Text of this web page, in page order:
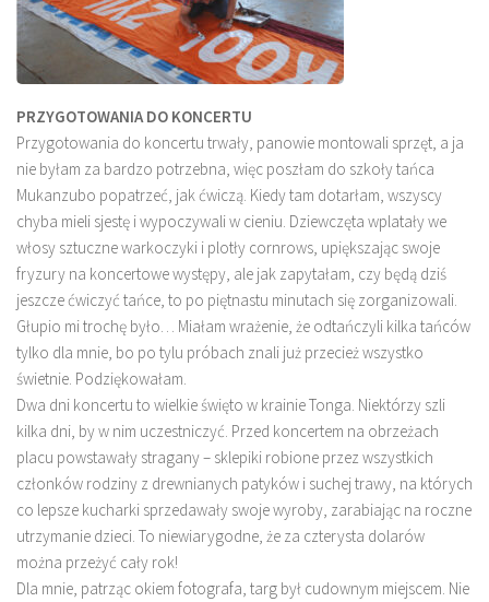
PRZYGOTOWANIA DO KONCERTU
Przygotowania do koncertu trwały, panowie montowali sprzęt, a ja
nie byłam za bardzo potrzebna, więc poszłam do szkoły tańca
Mukanzubo popatrzeć, jak ćwiczą. Kiedy tam dotarłam, wszyscy
chyba mieli sjestę i wypoczywali w cieniu. Dziewczęta wplatały we
włosy sztuczne warkoczyki i plotły cornrows, upiększając swoje
fryzury na koncertowe występy, ale jak zapytałam, czy będą dziś
jeszcze ćwiczyć tańce, to po piętnastu minutach się zorganizowali.
Głupio mi trochę było… Miałam wrażenie, że odtańczyli kilka tańców
tylko dla mnie, bo po tylu próbach znali już przecież wszystko
świetnie. Podziękowałam.
Dwa dni koncertu to wielkie święto w krainie Tonga. Niektórzy szli
kilka dni, by w nim uczestniczyć. Przed koncertem na obrzeżach
placu powstawały stragany – sklepiki robione przez wszystkich
członków rodziny z drewnianych patyków i suchej trawy, na których
co lepsze kucharki sprzedawały swoje wyroby, zarabiając na roczne
utrzymanie dzieci. To niewiarygodne, że za czterysta dolarów
można przeżyć cały rok!
Dla mnie, patrząc okiem fotografa, targ był cudownym miejscem. Nie